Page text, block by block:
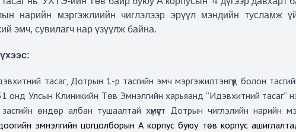
нарийн мэргэжлиийн чиглэлээр эрүүл мэндийн тусламж
эмч, сувилагч нар үзүүлж байна.
тасаг, Дотрын 1-р тасгийн эмч мэргэжилтэнгүүд болон
онд Улсын Клиникийн Төв Эмнэлгийн харьяанд “Идэвхитний тасаг”
өндөр албан тушаалтай хүмүүст Дотрын чиглэлийн нарийн
эмнэлгийн цогцолборын А корпус буюу төв корпус